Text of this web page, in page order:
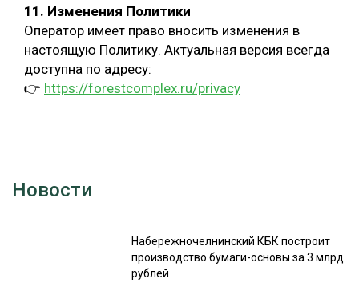
11. Изменения Политики
Оператор имеет право вносить изменения в
настоящую Политику. Актуальная версия всегда
доступна по адресу:
👉 https://forestcomplex.ru/privacy
Новости
Набережночелнинский КБК построит
производство бумаги-основы за 3 млрд
рублей